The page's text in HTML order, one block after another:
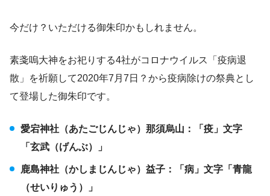
今だけ？いただける御朱印かもしれません。
素戔嗚大神をお祀りする4社がコロナウイルス「疫病退
散」を祈願して2020年7月7日？から疫病除けの祭典とし
て登場した御朱印です。
愛宕神社（あたごじんじゃ）那須烏山：「疫」文字
「玄武（げんぶ）」
鹿島神社（かしまじんじゃ）益子：「病」文字「青龍
（せいりゅう）」